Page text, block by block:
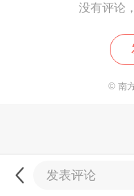
没有评论
© 南
发表评论